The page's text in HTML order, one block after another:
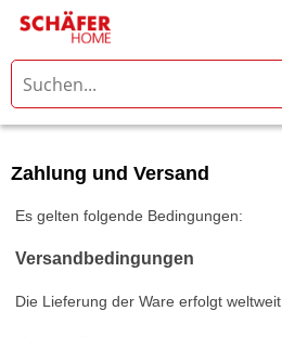
Zahlung und Versand
Es gelten folgende Bedingungen:
Versandbedingungen
Die Lieferung der Ware erfolgt weltweit.